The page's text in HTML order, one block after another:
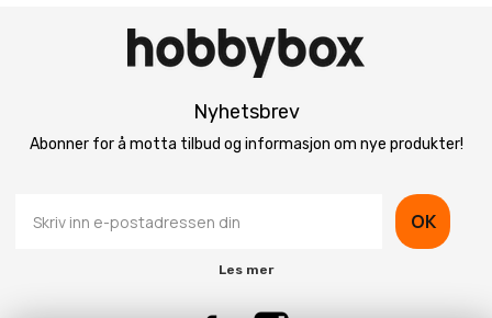
Nyhetsbrev
Abonner for å motta tilbud og informasjon om nye produkter!
OK
Les mer